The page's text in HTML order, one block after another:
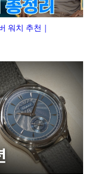
워치 추천｜